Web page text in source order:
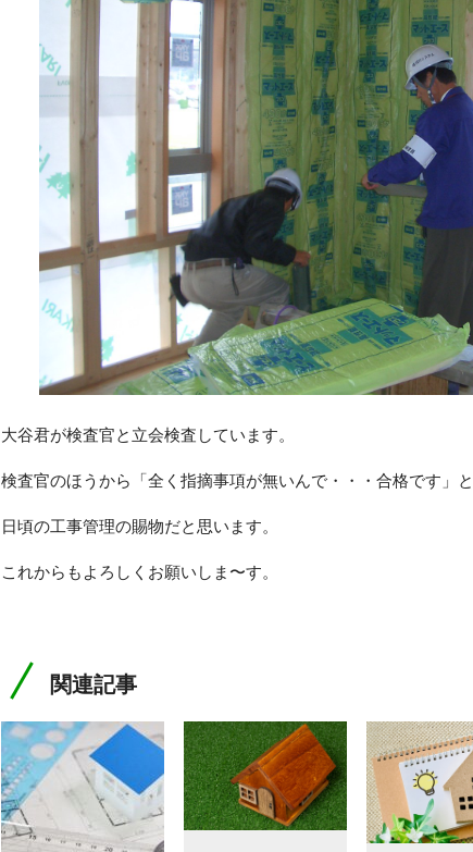
大谷君が検査官と立会検査しています。
検査官のほうから「全く指摘事項が無いんで・・・合格です」
日頃の工事管理の賜物だと思います。
これからもよろしくお願いしま〜す。
関連記事